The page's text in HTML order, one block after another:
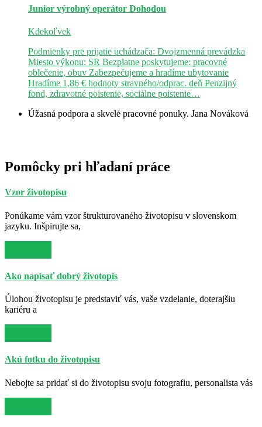
Junior výrobný operátor Dohodou
Kdekoľvek
Podmienky pre prijatie uchádzača: Dvojzmenná prevádzka
Miesto výkonu: SR Bezplatne poskytujeme: pracovné
oblečenie, obuv Zabezpečujeme a hradíme ubytovanie
Hradíme 1,86 € hodnoty stravného/odprac. deň Penzijný
fond, zdravotné poistenie, sociálne poistenie…
Úžasná podpora a skvelé pracovné ponuky. Jana Nováková
Pomôcky pri hľadaní práce
Vzor životopisu
Ponúkame vám vzor štrukturovaného životopisu v slovenskom
jazyku. Inšpirujte sa,
Ako napísať dobrý životopis
Úlohou životopisu je predstaviť vás, vaše vzdelanie, doterajšiu
kariéru a
Akú fotku do životopisu
Nebojte sa pridať si do životopisu svoju fotografiu, personalista vás